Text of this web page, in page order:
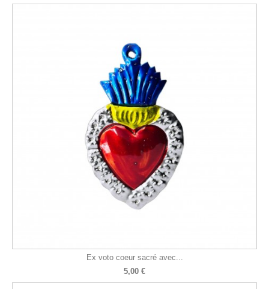
Ex voto coeur sacré avec...
5,00 €